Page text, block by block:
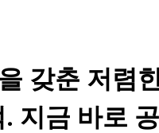
갖춘 저렴
. 지금 바로